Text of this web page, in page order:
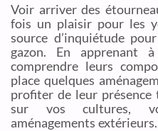
Voir arriver des
fois un plaisir pour les
source d’inquiétude
gazon. En apprenant
comprendre leurs
place quelques
profiter de leur
sur vos cultures,
aménagements extérieurs.